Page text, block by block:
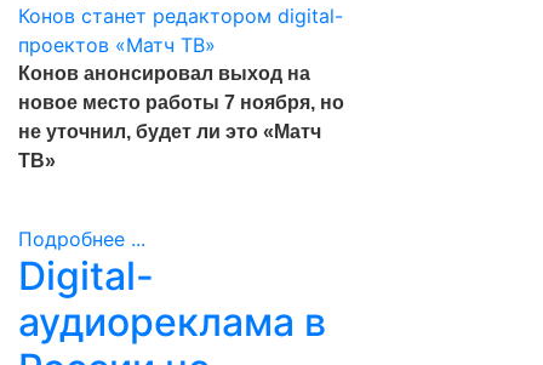
Конов анонсировал выход на
новое место работы 7 ноября, но
не уточнил, будет ли это «Матч
ТВ»
Подробнее ...
Digital-
аудиореклама в